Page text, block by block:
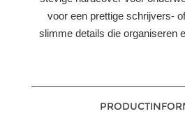
voor een prettige schrijvers-
slimme details die organiseren